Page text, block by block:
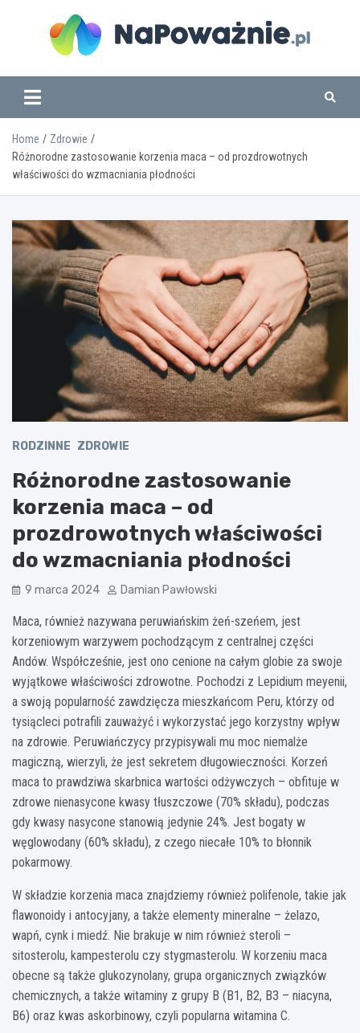
www.napowaznie.pl
Home
Zdrowie
Różnorodne zastosowanie korzenia maca – od prozdrowotnych
właściwości do wzmacniania płodności
RODZINNE ZDROWIE
Różnorodne zastosowanie
korzenia maca – od
prozdrowotnych właściwości
do wzmacniania płodności
9 marca 2024 Damian Pawłowski
Maca, również nazywana peruwiańskim żeń-szeńem, jest
korzeniowym warzywem pochodzącym z centralnej części
Andów. Współcześnie, jest ono cenione na całym globie za swoje
wyjątkowe właściwości zdrowotne. Pochodzi z Lepidium meyenii,
a swoją popularność zawdzięcza mieszkańcom Peru, którzy od
tysiącleci potrafili zauważyć i wykorzystać jego korzystny wpływ
na zdrowie. Peruwiańczycy przypisywali mu moc niemalże
magiczną, wierzyli, że jest sekretem długowieczności. Korzeń
maca to prawdziwa skarbnica wartości odżywczych – obfituje w
zdrowe nienasycone kwasy tłuszczowe (70% składu), podczas
gdy kwasy nasycone stanowią jedynie 24%. Jest bogaty w
węglowodany (60% składu), z czego niecałe 10% to błonnik
pokarmowy.
W składzie korzenia maca znajdziemy również polifenole, takie jak
flawonoidy i antocyjany, a także elementy mineralne – żelazo,
wapń, cynk i miedź. Nie brakuje w nim również steroli –
sitosterolu, kampesterolu czy stygmasterolu. W korzeniu maca
obecne są także glukozynolany, grupa organicznych związków
chemicznych, a także witaminy z grupy B (B1, B2, B3 – niacyna,
B6) oraz kwas askorbinowy, czyli popularna witamina C.